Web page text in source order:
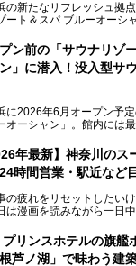
の新たなリフレッシュ拠
ート＆スパ ブルーオーシ
ウナや水風呂の気持ちよ
の過ごしやすさまで徹底
れをリセットしたい人、
です。
ン前の「サウナリゾ
」に潜入！没入型サ
に2026年6月オープン予
オーシャン」。館内には
没入感（イマーシブ）”を
、そんな大注目の施設に
させていただきました！
室の中に咲き誇る桜、魚
ーチを思わせる休憩スペ
子をレポートします！
年最新】神奈川の
時間営業・駅近など
の疲れをリセットしたい
は漫画を読みながら一日
「癒やされたい」という
リンスホテルの旗艦
芦ノ湖」で味わう建